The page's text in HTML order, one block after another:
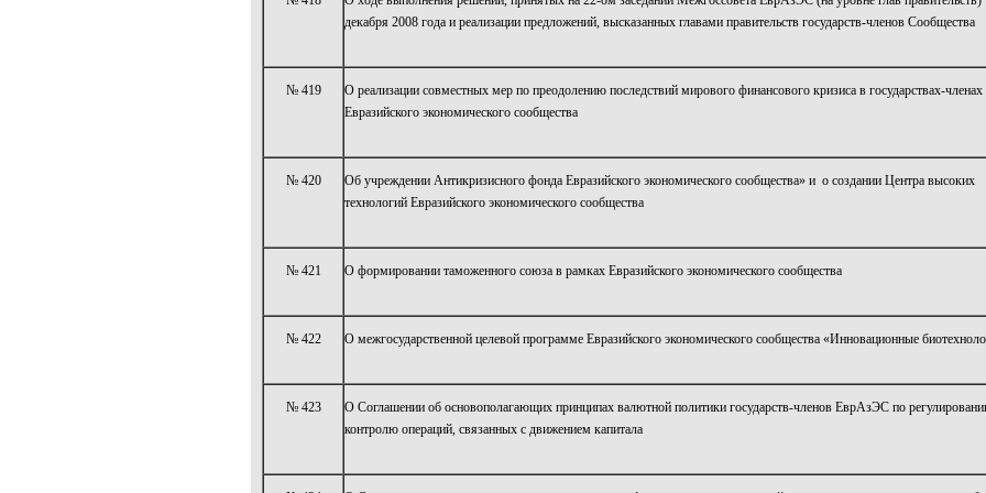
декабря 2008 года и реализации предложений, высказанных главами правительств государств-членов Сообщества
№ 419
О реализации совместных мер по преодолению последствий мирового финансового кризиса в государствах-членах
Евразийского экономического сообщества
№ 420
Об учреждении Антикризисного фонда Евразийского экономического сообщества» и о создании Центра высоких
технологий Евразийского экономического сообщества
№ 421 О формировании таможенного союза в рамках Евразийского экономического сообщества
№ 422 О межгосударственной целевой программе Евразийского экономического сообщества «Инновационные
№ 423
О Соглашении об основополагающих принципах валютной политики государств-членов ЕврАзЭС по
контролю операций, связанных с движением капитала